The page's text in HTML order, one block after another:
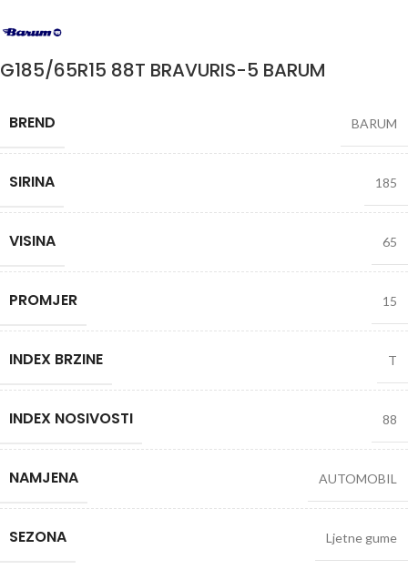
G185/65R15 88T BRAVURIS-5 BARUM
BREND BARUM
SIRINA 185
VISINA 65
PROMJER 15
INDEX BRZINE T
INDEX NOSIVOSTI 88
NAMJENA AUTOMOBIL
SEZONA Ljetne gume